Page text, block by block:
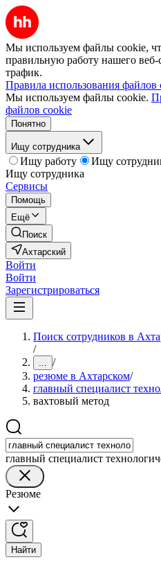
Мы используем файлы cookie,
правильную работу нашего веб-
трафик.
Правила использования файлов
Мы используем файлы cookie.
файлов cookie
Понятно
Ищу сотрудника
Ищу работу
Ищу
Ищу сотрудника
Сервисы
Помощь
Ещё
Поиск
Ахтарский
Войти
Войти
Зарегистрироваться
Поиск сотрудников в
/
... /
резюме в Ахтарском/
главный специалист
вахтовый метод
главный специалист
Резюме
Найти